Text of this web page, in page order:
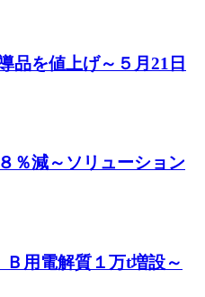
品を値上げ～５月21日
％減～ソリューション
Ｂ用電解質１万t増設～